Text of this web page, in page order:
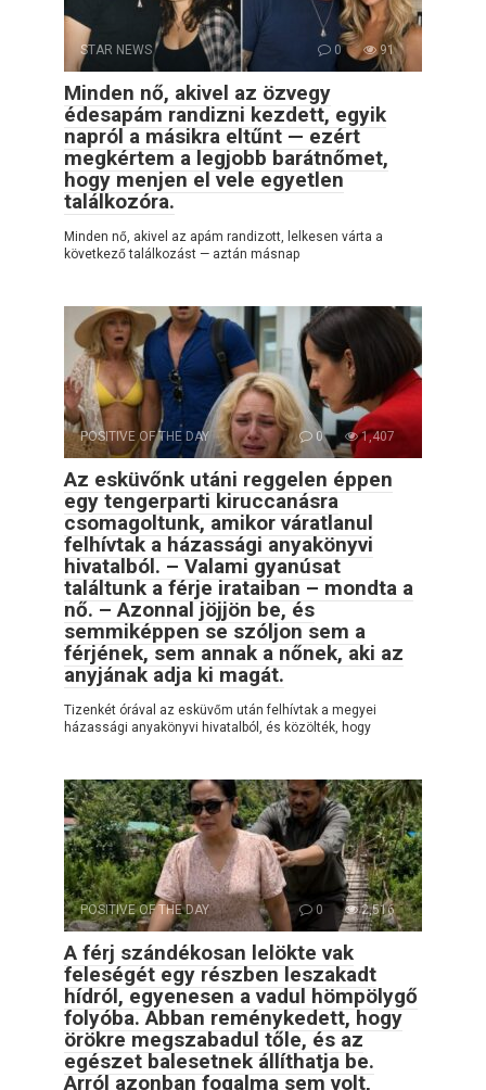
STAR NEWS 0 91
Minden nő, akivel az özvegy
édesapám randizni kezdett, egyik
napról a másikra eltűnt — ezért
megkértem a legjobb barátnőmet,
hogy menjen el vele egyetlen
találkozóra.
Minden nő, akivel az apám randizott, lelkesen várta a
következő találkozást — aztán másnap
POSITIVE OF THE DAY 0 1,407
Az esküvőnk utáni reggelen éppen
egy tengerparti kiruccanásra
csomagoltunk, amikor váratlanul
felhívtak a házassági anyakönyvi
hivatalból. – Valami gyanúsat
találtunk a férje irataiban – mondta a
nő. – Azonnal jöjjön be, és
semmiképpen se szóljon sem a
férjének, sem annak a nőnek, aki az
anyjának adja ki magát.
Tizenkét órával az esküvőm után felhívtak a megyei
házassági anyakönyvi hivatalból, és közölték, hogy
POSITIVE OF THE DAY 0 2,516
A férj szándékosan lelökte vak
feleségét egy részben leszakadt
hídról, egyenesen a vadul hömpölygő
folyóba. Abban reménykedett, hogy
örökre megszabadul tőle, és az
egészet balesetnek állíthatja be.
Arról azonban fogalma sem volt,